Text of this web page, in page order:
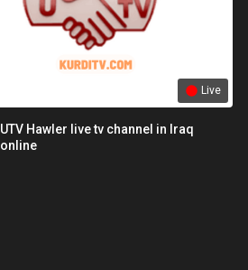
Live
UTV Hawler live tv channel in Iraq
online